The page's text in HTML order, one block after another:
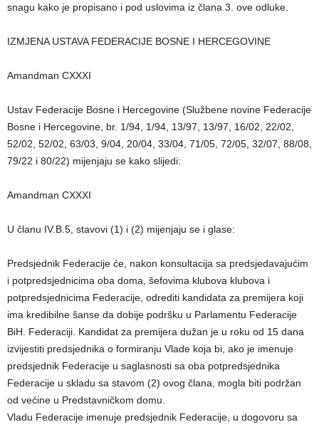
snagu kako je propisano i pod uslovima iz člana 3. ove odluke.
IZMJENA USTAVA FEDERACIJE BOSNE I HERCEGOVINE
Amandman CXXXI
Ustav Federacije Bosne i Hercegovine (Službene novine Federacije
Bosne i Hercegovine, br. 1/94, 1/94, 13/97, 13/97, 16/02, 22/02,
52/02, 52/02, 63/03, 9/04, 20/04, 33/04, 71/05, 72/05, 32/07, 88/08,
79/22 i 80/22) mijenjaju se kako slijedi:
Amandman CXXXI
U članu IV.B.5, stavovi (1) i (2) mijenjaju se i glase:
Predsjednik Federacije će, nakon konsultacija sa predsjedavajućim
i potpredsjednicima oba doma, šefovima klubova klubova i
potpredsjednicima Federacije, odrediti kandidata za premijera koji
ima kredibilne šanse da dobije podršku u Parlamentu Federacije
BiH. Federaciji. Kandidat za premijera dužan je u roku od 15 dana
izvijestiti predsjednika o formiranju Vlade koja bi, ako je imenuje
predsjednik Federacije u saglasnosti sa oba potpredsjednika
Federacije u skladu sa stavom (2) ovog člana, mogla biti podržan
od većine u Predstavničkom domu.
Vladu Federacije imenuje predsjednik Federacije, u dogovoru sa